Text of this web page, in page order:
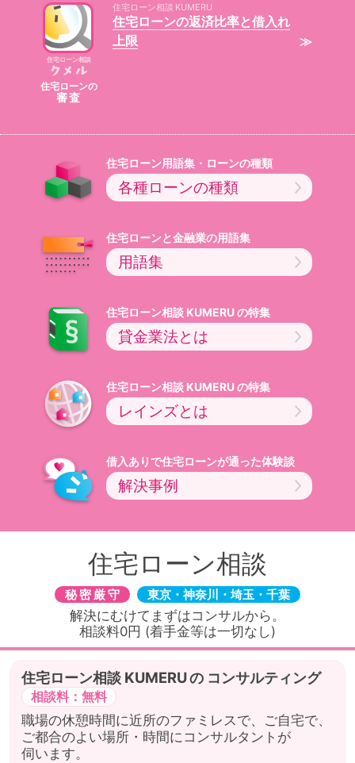
住宅ローン相談
住宅ローンの
審査
住宅ローン相談
住宅ローンの返済比率と借入れ
上限
住宅ローン用語集・ローンの種類
各種ローンの種類
住宅ローンと金融業の用語集
用語集
住宅ローン相談 の特集
貸金業法とは
住宅ローン相談 の特集
レインズとは
借入ありで住宅ローンが通った体験談
解決事例
住宅ローン相談
秘密厳守 東京・神奈川・埼玉・千葉
解決にむけてまずはコンサルから。
相談料0円 (着手金等は一切なし)
住宅ローン相談 の コンサルティング
相談料：無料
職場の休憩時間に近所のファミレスで、ご自宅で、
ご都合のよい場所・時間にコンサルタントが
伺います。